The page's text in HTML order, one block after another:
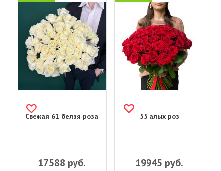
Свежая 61 белая роза
17588 руб.
55 алых роз
19945 руб.